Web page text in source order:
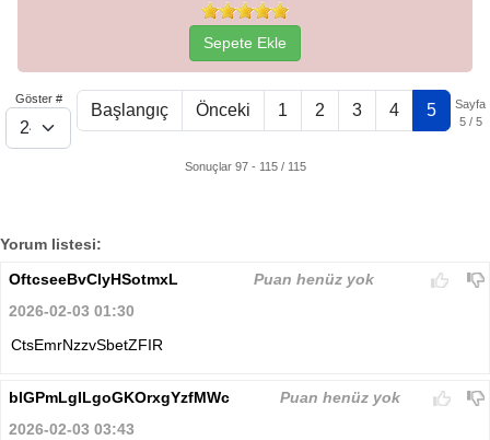
Sepete Ekle
Göster #
Başlangıç Önceki 1 2 3 4 5
Sayfa
5 / 5
Sonuçlar 97 - 115 / 115
Yorum listesi:
OftcseeBvClyHSotmxL
Puan henüz yok
2026-02-03 01:30
CtsEmrNzzvSbetZFIR
blGPmLgILgoGKOrxgYzfMWc
Puan henüz yok
2026-02-03 03:43